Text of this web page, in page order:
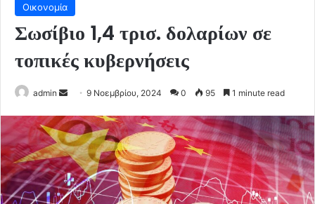
Οικονομία
Σωσίβιο 1,4 τρισ. δολαρίων σε
τοπικές κυβερνήσεις
admin
Send
email
9 Νοεμβρίου, 2024 0 95 1 minute read